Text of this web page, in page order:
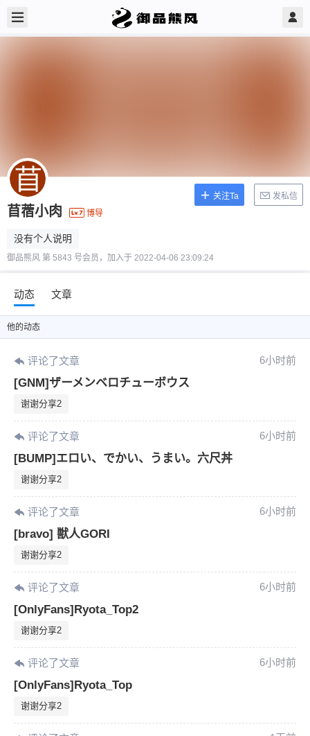
苜蓿小肉 博导
没有个人说明
御品熊风 第 5843 号会员，加入于 2022-04-06 23:09:24
关注Ta 发私信
动态 文章
他的动态
评论了文章 6小时前
[GNM]ザーメンベロチューボウス
谢谢分享2
评论了文章 6小时前
[BUMP]エロい、でかい、うまい。六尺丼
谢谢分享2
评论了文章 6小时前
[bravo] 獣人GORI
谢谢分享2
评论了文章 6小时前
[OnlyFans]Ryota_Top2
谢谢分享2
评论了文章 6小时前
[OnlyFans]Ryota_Top
谢谢分享2